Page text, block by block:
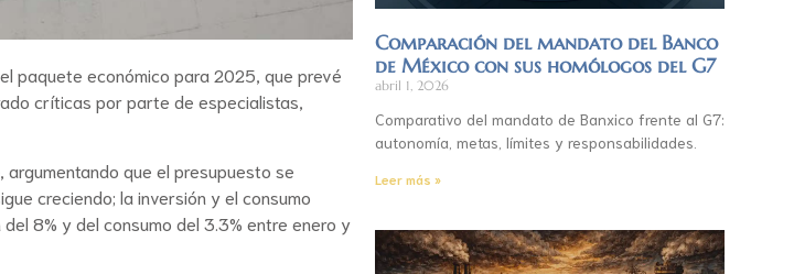
paquete económico para 2025, que prevé
críticas por parte de especialistas,
argumentando que el presupuesto se
creciendo; la inversión y el consumo
8% y del consumo del 3.3% entre enero y
Comparación del mandato del Banco
de México con sus homólogos del G7
abril 1, 2026
Comparativo del mandato de Banxico frente al G7:
autonomía, metas, límites y responsabilidades.
Leer más »